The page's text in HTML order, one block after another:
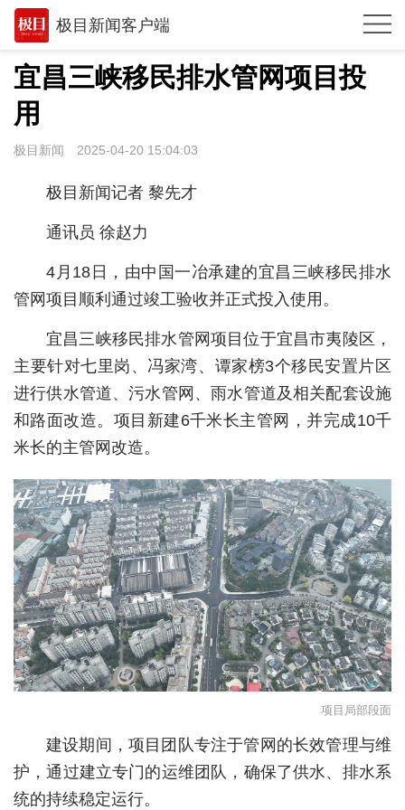
极目新闻客户端
推荐
观点
时政
环球
专题
极客圈
经济
城建
科教
健康
悠游
相亲
汽车
房产
消费
创意
文化
宜昌三峡移民排水管网项目投
用
极目新闻 2025-04-20 15:04:03
极目新闻记者 黎先才
通讯员 徐赵力
4月18日，由中国一冶承建的宜昌三峡移民排水
管网项目顺利通过竣工验收并正式投入使用。
宜昌三峡移民排水管网项目位于宜昌市夷陵区，
主要针对七里岗、冯家湾、谭家榜3个移民安置片区
进行供水管道、污水管网、雨水管道及相关配套设施
和路面改造。项目新建6千米长主管网，并完成10千
米长的主管网改造。
项目局部段面
建设期间，项目团队专注于管网的长效管理与维
护，通过建立专门的运维团队，确保了供水、排水系
统的持续稳定运行。